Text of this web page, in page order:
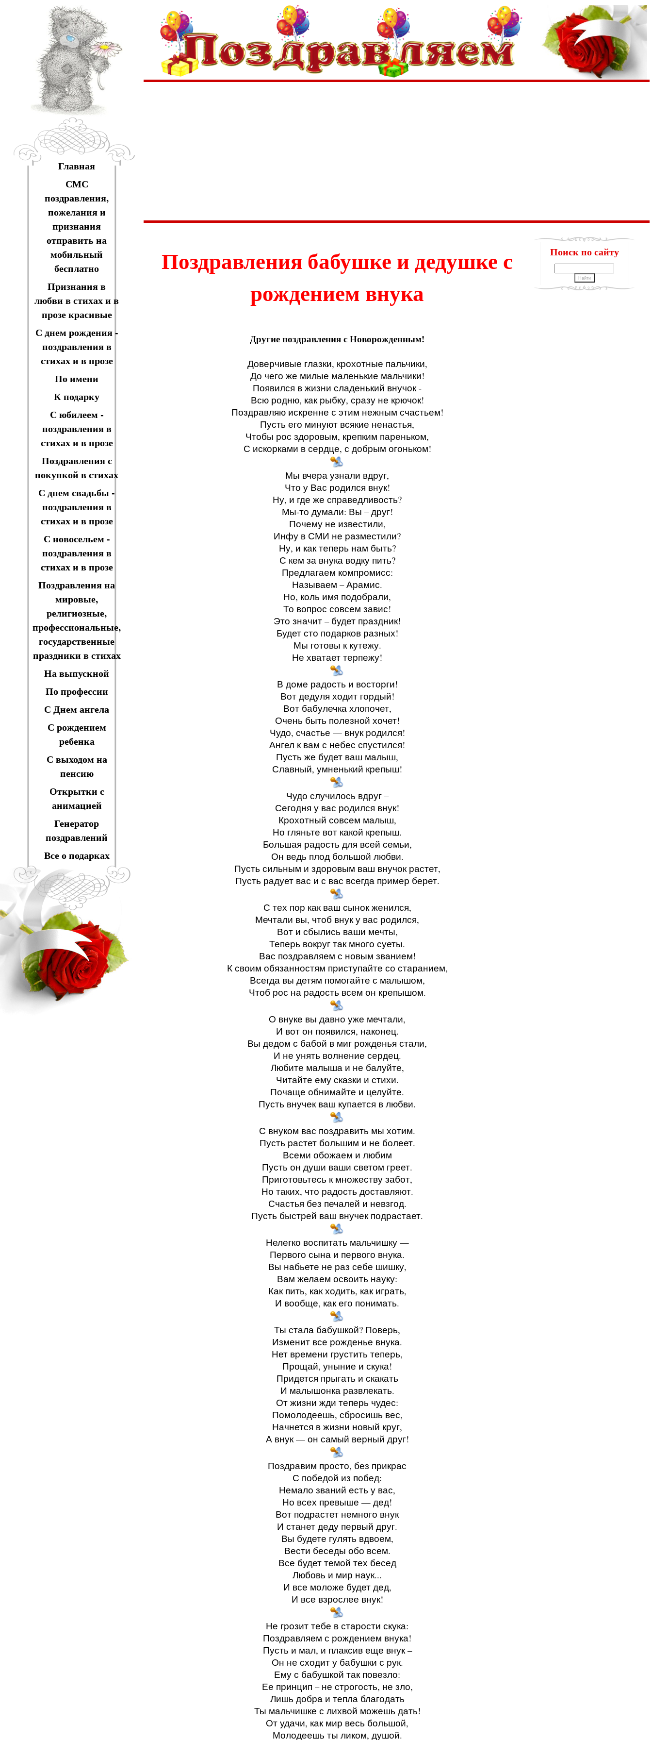
Главная
СМС
поздравления,
пожелания и
признания
отправить на
мобильный
бесплатно
Признания в
любви в стихах и в
прозе красивые
С днем рождения -
поздравления в
стихах и в прозе
По имени
К подарку
С юбилеем -
поздравления в
стихах и в прозе
Поздравления с
покупкой в стихах
С днем свадьбы -
поздравления в
стихах и в прозе
С новосельем -
поздравления в
стихах и в прозе
Поздравления на
мировые,
религиозные,
профессиональные,
государственные
праздники в стихах
На выпускной
По профессии
С Днем ангела
С рождением
ребенка
С выходом на
пенсию
Открытки с
анимацией
Генератор
поздравлений
Все о подарках
Поздравления бабушке и дедушке с
рождением внука
Другие поздравления с Новорожденным!
Доверчивые глазки, крохотные пальчики,
До чего же милые маленькие мальчики!
Появился в жизни сладенький внучок -
Всю родню, как рыбку, сразу не крючок!
Поздравляю искренне с этим нежным счастьем!
Пусть его минуют всякие ненастья,
Чтобы рос здоровым, крепким пареньком,
С искорками в сердце, с добрым огоньком!
Мы вчера узнали вдруг,
Что у Вас родился внук!
Ну, и где же справедливость?
Мы-то думали: Вы – друг!
Почему не известили,
Инфу в СМИ не разместили?
Ну, и как теперь нам быть?
С кем за внука водку пить?
Предлагаем компромисс:
Называем – Арамис.
Но, коль имя подобрали,
То вопрос совсем завис!
Это значит – будет праздник!
Будет сто подарков разных!
Мы готовы к кутежу.
Не хватает терпежу!
В доме радость и восторги!
Вот дедуля ходит гордый!
Вот бабулечка хлопочет,
Очень быть полезной хочет!
Чудо, счастье — внук родился!
Ангел к вам с небес спустился!
Пусть же будет ваш малыш,
Славный, умненький крепыш!
Чудо случилось вдруг –
Сегодня у вас родился внук!
Крохотный совсем малыш,
Но гляньте вот какой крепыш.
Большая радость для всей семьи,
Он ведь плод большой любви.
Пусть сильным и здоровым ваш внучок растет,
Пусть радует вас и с вас всегда пример берет.
С тех пор как ваш сынок женился,
Мечтали вы, чтоб внук у вас родился,
Вот и сбылись ваши мечты,
Теперь вокруг так много суеты.
Вас поздравляем с новым званием!
К своим обязанностям приступайте со старанием,
Всегда вы детям помогайте с малышом,
Чтоб рос на радость всем он крепышом.
О внуке вы давно уже мечтали,
И вот он появился, наконец.
Вы дедом с бабой в миг рожденья стали,
И не унять волнение сердец.
Любите малыша и не балуйте,
Читайте ему сказки и стихи.
Почаще обнимайте и целуйте.
Пусть внучек ваш купается в любви.
С внуком вас поздравить мы хотим.
Пусть растет большим и не болеет.
Всеми обожаем и любим
Пусть он души ваши светом греет.
Приготовьтесь к множеству забот,
Но таких, что радость доставляют.
Счастья без печалей и невзгод.
Пусть быстрей ваш внучек подрастает.
Нелегко воспитать мальчишку —
Первого сына и первого внука.
Вы набьете не раз себе шишку,
Вам желаем освоить науку:
Как пить, как ходить, как играть,
И вообще, как его понимать.
Ты стала бабушкой? Поверь,
Изменит все рожденье внука.
Нет времени грустить теперь,
Прощай, уныние и скука!
Придется прыгать и скакать
И малышонка развлекать.
От жизни жди теперь чудес:
Помолодеешь, сбросишь вес,
Начнется в жизни новый круг,
А внук — он самый верный друг!
Поздравим просто, без прикрас
С победой из побед:
Немало званий есть у вас,
Но всех превыше — дед!
Вот подрастет немного внук
И станет деду первый друг.
Вы будете гулять вдвоем,
Вести беседы обо всем.
Все будет темой тех бесед
Любовь и мир наук...
И все моложе будет дед,
И все взрослее внук!
Не грозит тебе в старости скука:
Поздравляем с рождением внука!
Пусть и мал, и плаксив еще внук –
Он не сходит у бабушки с рук.
Ему с бабушкой так повезло:
Ее принцип – не строгость, не зло,
Лишь добра и тепла благодать
Ты мальчишке с лихвой можешь дать!
От удачи, как мир весь большой,
Молодеешь ты ликом, душой.
Поиск по сайту